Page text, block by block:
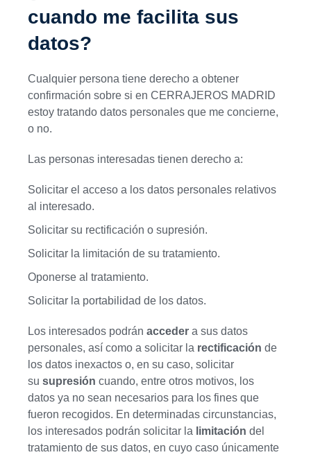
cuando me facilita sus
datos?
Cualquier persona tiene derecho a obtener
confirmación sobre si en CERRAJEROS MADRID
estoy tratando datos personales que me concierne,
o no.
Las personas interesadas tienen derecho a:
Solicitar el acceso a los datos personales relativos
al interesado.
Solicitar su rectificación o supresión.
Solicitar la limitación de su tratamiento.
Oponerse al tratamiento.
Solicitar la portabilidad de los datos.
Los interesados podrán acceder a sus datos
personales, así como a solicitar la rectificación de
los datos inexactos o, en su caso, solicitar
su supresión cuando, entre otros motivos, los
datos ya no sean necesarios para los fines que
fueron recogidos. En determinadas circunstancias,
los interesados podrán solicitar la limitación del
tratamiento de sus datos, en cuyo caso únicamente